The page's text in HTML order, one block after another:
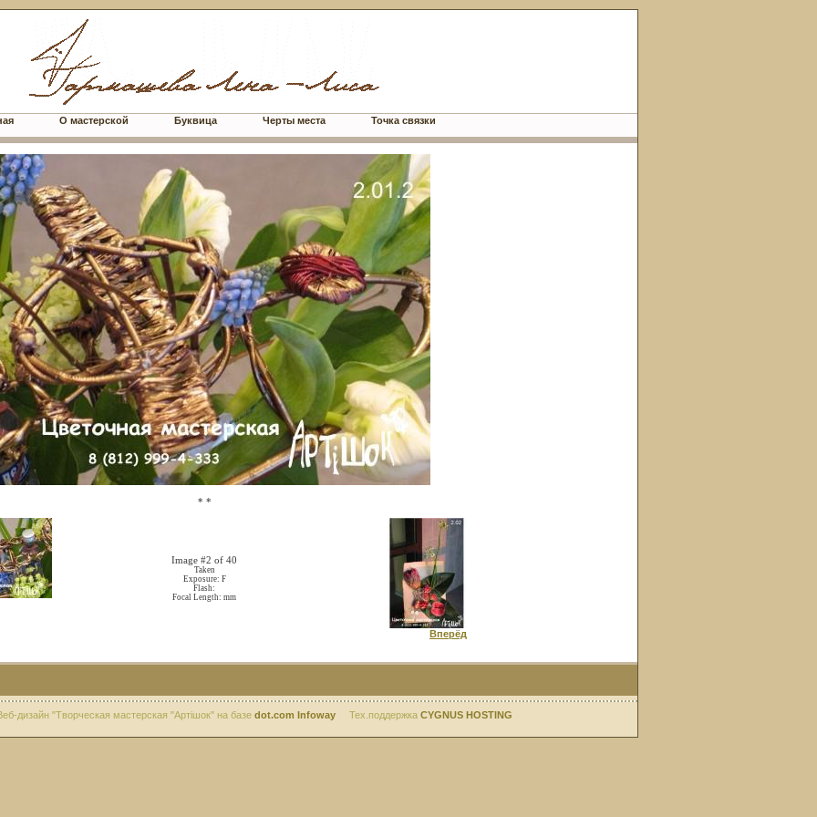
О мастерской Буквица Черты места Точка связки
* *
Image #2 of 40
Taken
Exposure: F
Flash:
Focal Length: mm
Вперёд
"Творческая мастерская "Артiшок" на базе dot.com InfowayТех.поддержка CYGNUS HOSTING